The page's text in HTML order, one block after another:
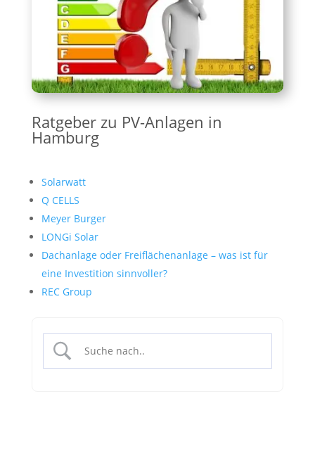
Ratgeber zu PV-Anlagen in
Hamburg
Solarwatt
Q CELLS
Meyer Burger
LONGi Solar
Dachanlage oder Freiflächenanlage – was ist für
eine Investition sinnvoller?
REC Group